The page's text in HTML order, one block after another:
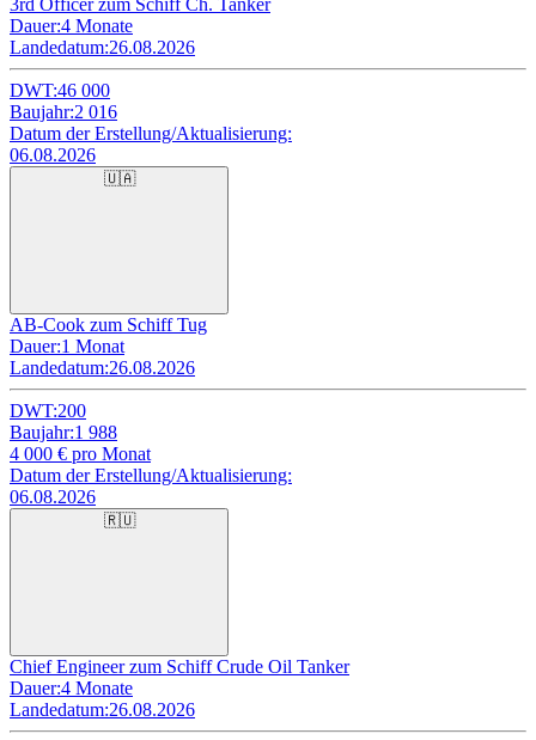
Dauer:4 Monate
Landedatum:26.08.2026
DWT:46 000
Baujahr:2 016
Datum der Erstellung/Aktualisierung:
06.08.2026
🇺🇦
AB-Cook zum Schiff Tug
Dauer:1 Monat
Landedatum:26.08.2026
DWT:200
Baujahr:1 988
4 000 € pro Monat
Datum der Erstellung/Aktualisierung:
06.08.2026
🇷🇺
Chief Engineer zum Schiff Crude Oil Tanker
Dauer:4 Monate
Landedatum:26.08.2026